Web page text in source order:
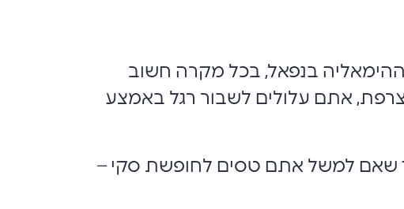
בנפאל, בכל מקרה חשוב
אתם עלולים לשבור רגל באמצע
שאם למשל אתם טסים לחופשת סקי –